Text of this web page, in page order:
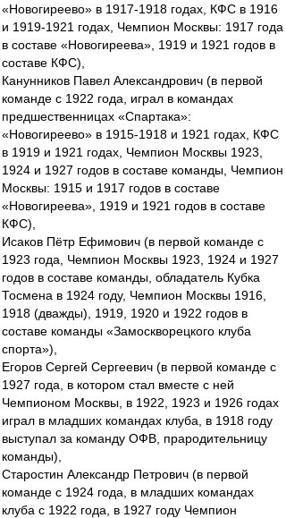
«Новогиреево» в 1917-1918 годах, КФС в 1916
и 1919-1921 годах, Чемпион Москвы: 1917 года
в составе «Новогиреева», 1919 и 1921 годов в
составе КФС),
Канунников Павел Александрович (в первой
команде с 1922 года, играл в командах
предшественницах «Спартака»:
«Новогиреево» в 1915-1918 и 1921 годах, КФС
в 1919 и 1921 годах, Чемпион Москвы 1923,
1924 и 1927 годов в составе команды, Чемпион
Москвы: 1915 и 1917 годов в составе
«Новогиреева», 1919 и 1921 годов в составе
КФС),
Исаков Пётр Ефимович (в первой команде с
1923 года, Чемпион Москвы 1923, 1924 и 1927
годов в составе команды, обладатель Кубка
Тосмена в 1924 году, Чемпион Москвы 1916,
1918 (дважды), 1919, 1920 и 1922 годов в
составе команды «Замоскворецкого клуба
спорта»),
Егоров Сергей Сергеевич (в первой команде с
1927 года, в котором стал вместе с ней
Чемпионом Москвы, в 1922, 1923 и 1926 годах
играл в младших командах клуба, в 1918 году
выступал за команду ОФВ, прародительницу
команды),
Старостин Александр Петрович (в первой
команде с 1924 года, в младших командах
клуба с 1922 года, в 1927 году Чемпион